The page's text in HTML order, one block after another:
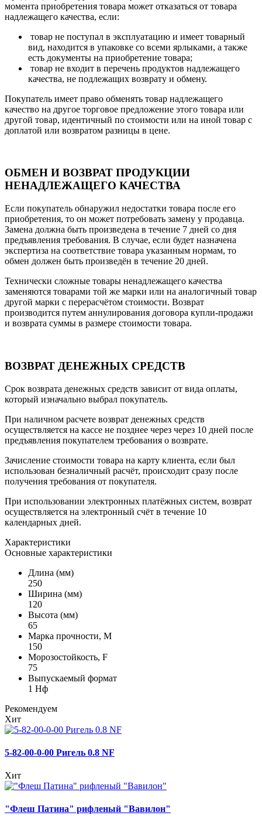
момента приобретения товара может отказаться от товара
надлежащего качества, если:
товар не поступал в эксплуатацию и имеет товарный
вид, находится в упаковке со всеми ярлыками, а также
есть документы на приобретение товара;
товар не входит в перечень продуктов надлежащего
качества, не подлежащих возврату и обмену.
Покупатель имеет право обменять товар надлежащего
качество на другое торговое предложение этого товара или
другой товар, идентичный по стоимости или на иной товар с
доплатой или возвратом разницы в цене.
ОБМЕН И ВОЗВРАТ ПРОДУКЦИИ
НЕНАДЛЕЖАЩЕГО КАЧЕСТВА
Если покупатель обнаружил недостатки товара после его
приобретения, то он может потребовать замену у продавца.
Замена должна быть произведена в течение 7 дней со дня
предъявления требования. В случае, если будет назначена
экспертиза на соответствие товара указанным нормам, то
обмен должен быть произведён в течение 20 дней.
Технически сложные товары ненадлежащего качества
заменяются товарами той же марки или на аналогичный товар
другой марки с перерасчётом стоимости. Возврат
производится путем аннулирования договора купли-продажи
и возврата суммы в размере стоимости товара.
ВОЗВРАТ ДЕНЕЖНЫХ СРЕДСТВ
Срок возврата денежных средств зависит от вида оплаты,
который изначально выбрал покупатель.
При наличном расчете возврат денежных средств
осуществляется на кассе не позднее через через 10 дней после
предъявления покупателем требования о возврате.
Зачисление стоимости товара на карту клиента, если был
использован безналичный расчёт, происходит сразу после
получения требования от покупателя.
При использовании электронных платёжных систем, возврат
осуществляется на электронный счёт в течение 10
календарных дней.
Характеристики
Основные характеристики
Длина (мм)
250
Ширина (мм)
120
Высота (мм)
65
Марка прочности, М
150
Морозостойкость, F
75
Выпускаемый формат
1 Нф
Рекомендуем
Хит
5-82-00-0-00 Ригель 0.8 NF
Хит
"Флеш Патина" рифленый "Вавилон"